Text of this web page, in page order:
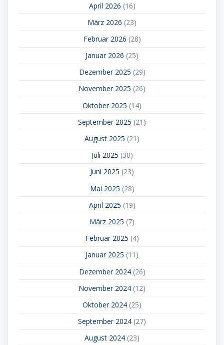
April 2026 (16)
März 2026 (23)
Februar 2026 (28)
Januar 2026 (25)
Dezember 2025 (29)
November 2025 (26)
Oktober 2025 (14)
September 2025 (21)
August 2025 (21)
Juli 2025 (30)
Juni 2025 (23)
Mai 2025 (28)
April 2025 (19)
März 2025 (7)
Februar 2025 (4)
Januar 2025 (11)
Dezember 2024(26)
November 2024 (12)
Oktober 2024 (25)
September 2024 (27)
August 2024 (23)